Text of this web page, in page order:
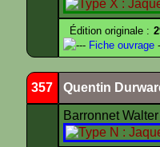
Édition originale :
--- Fiche ouvrage
357 Quentin
Barronnet